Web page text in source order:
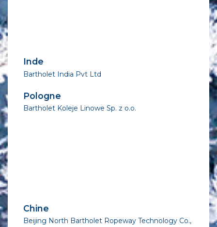
Inde
Bartholet India Pvt Ltd
Pologne
Bartholet Koleje Linowe Sp. z o.o.
Chine
Beijing North Bartholet Ropeway Technology Co.,